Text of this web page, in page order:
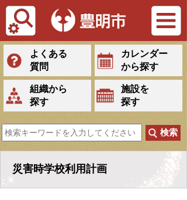
Tiếng Việt
よくある
質問
カレンダー
から探す
組織から
探す
施設を
探す
災害時学校利用計画